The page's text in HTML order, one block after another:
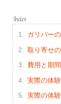
ガリバー
取り寄せ
費用と期
実際の体
実際の体